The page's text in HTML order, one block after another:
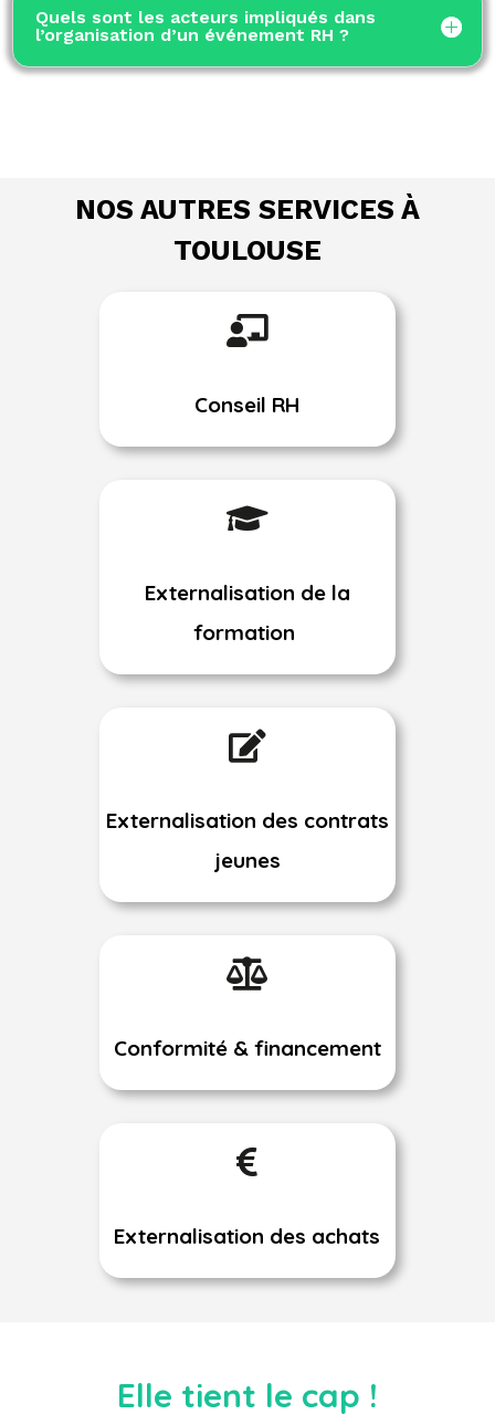
Quels sont les acteurs impliqués dans
l’organisation d’un événement RH ?
NOS AUTRES SERVICES À
TOULOUSE

Conseil RH

Externalisation de la
formation

Externalisation des contrats
jeunes

Conformité & financement

Externalisation des achats
Elle tient le cap !